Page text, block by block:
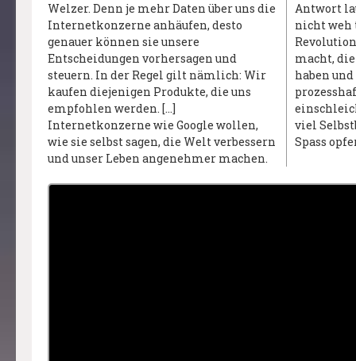
Welzer. Denn je mehr Daten über uns die
Internetkonzerne anhäufen, desto
genauer können sie unsere
Entscheidungen vorhersagen und
steuern. In der Regel gilt nämlich: Wir
kaufen diejenigen Produkte, die uns
empfohlen werden. […]
Internetkonzerne wie Google wollen,
wie sie selbst sagen, die Welt verbessern
und unser Leben angenehmer machen.
Antwort lautet: Weil es uns derzeit noch
nicht weh tut. Weil die digitale
Revolution unser Leben bequemer
macht, die Technikfreunde ihren Spass
haben und sich die Veränderungen
prozesshaft und unbemerkt
einschleichen. Die Frage ist also: Wie
viel Selbstbestimmung wollen wir dem
Spass